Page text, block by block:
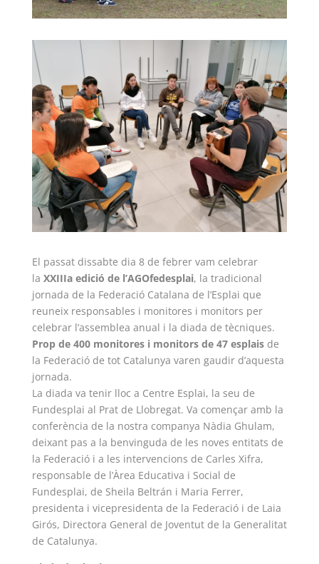
El passat dissabte dia 8 de febrer vam celebrar
la XXIIIa edició de l’AGOfedesplai, la tradicional
jornada de la Federació Catalana de l’Esplai que
reuneix responsables i monitores i monitors per
celebrar l’assemblea anual i la diada de tècniques.
Prop de 400 monitores i monitors de 47 esplaisde
la Federació de tot Catalunya varen gaudir d’aquesta
jornada.
La diada va tenir lloc a Centre Esplai, la seu de
Fundesplai al Prat de Llobregat. Va començar amb la
conferència de la nostra companya Nàdia Ghulam,
deixant pas a la benvinguda de les noves entitats de
la Federació i a les intervencions de Carles Xifra,
responsable de l’Àrea Educativa i Social de
Fundesplai, de Sheila Beltrán i Maria Ferrer,
presidenta i vicepresidenta de la Federació i de Laia
Girós, Directora General de Joventut de la Generalitat
de Catalunya.
Fes un donatiu
Treballa amb nosaltres